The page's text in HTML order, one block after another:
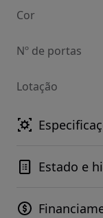
Cor
Nº de portas
Lotação
Estado e